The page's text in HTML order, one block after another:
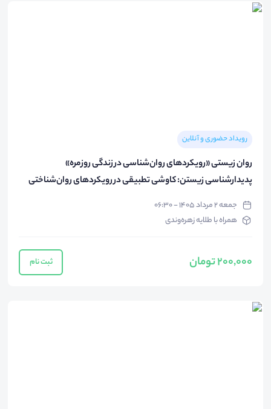
رویداد حضوری و آنلاین
روان زیستی «رویکردهای روان‌شناسی در زندگی روزمره»
پدیدارشناسی زیستن: کاوشی تطبیقی در رویکردهای روان‌شناختی
جمعه ۲ مرداد ۱۴۰۵ - ۰۶:۳۰
همراه با طلایه زهره‌وندی
200,000 تومان ثبت نام